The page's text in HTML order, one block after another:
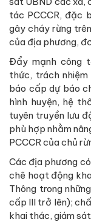
tác PCCCR, đặc
gây cháy rừng
của địa phương,
Đẩy mạnh công
thức, trách
báo cấp dự báo
hình huyện, hệ
tuyên truyền lưu
phù hợp nhằm
PCCCR của chủ
Các địa phương
chẽ hoạt động
Thông trong
cấp III trở lên);
khai thác, giám